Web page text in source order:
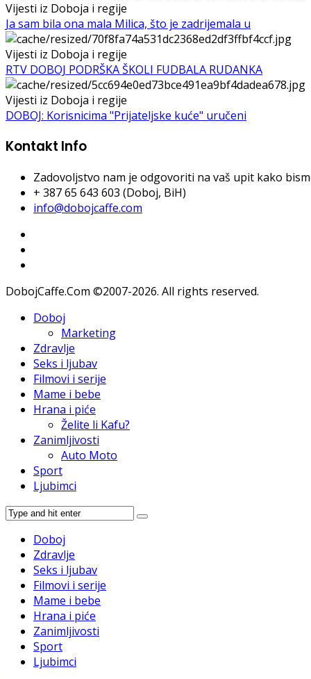
Vijesti iz Doboja i regije
Ja sam bila ona mala Milica, što je zadrijemala u
Vijesti iz Doboja i regije
RTV DOBOJ PODRŠKA ŠKOLI FUDBALA RUDANKA
Vijesti iz Doboja i regije
DOBOJ: Korisnicima "Prijateljske kuće" uručeni
Kontakt Info
Zadovoljstvo nam je odgovoriti na vaš upit kako
+ 387 65 643 603 (Doboj, BiH)
info@dobojcaffe.com
DobojCaffe.Com ©2007-2026. All rights reserved.
Doboj
Marketing
Zdravlje
Seks i ljubav
Filmovi i serije
Mame i bebe
Hrana i piće
Želite li Kafu?
Zanimljivosti
Auto Moto
Sport
Ljubimci
Doboj
Zdravlje
Seks i ljubav
Filmovi i serije
Mame i bebe
Hrana i piće
Zanimljivosti
Sport
Ljubimci